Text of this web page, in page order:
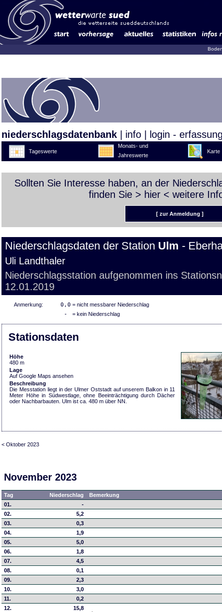
niederschlagsdatenbank info login -
Tageswerte
Monats- und
Jahreswerte
Karte
Sollten Sie Interesse haben, an der
finden Sie > hier < weitere
[ zur Anmeldung ]
Niederschlagsdaten der Station Ulm -
Uli Landthaler
Niederschlagsstation aufgenommen ins
12.01.2019
Anmerkung: 0,0 = nicht messbarer Niederschlag
- = kein Niederschlag
Stationsdaten
Höhe
480 m
Lage
Auf Google Maps ansehen
Beschreibung
Die Messtation liegt in der Ulmer Oststadt auf unserem Balkon in 11
Meter Höhe in Südwestlage, ohne Beeinträchtigung durch Dächer
oder Nachbarbauten. Ulm ist ca. 480 m über NN.
< Oktober 2023
November 2023
Tag Niederschlag
Bemerkung
01.
-
02.
5,2
03.
0,3
04.
1,9
05.
5,0
06.
1,8
07.
4,5
08.
0,1
09.
2,3
10.
3,0
11.
0,2
12.
15,8